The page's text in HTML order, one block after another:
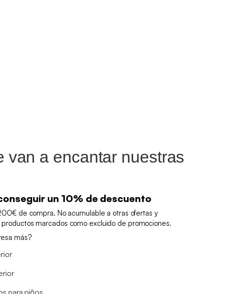
van a encantar nuestras
un 10% de descuento
de compra. No acumulable a otras ofertas y
marcados como excluido de promociones.
más?
para niños